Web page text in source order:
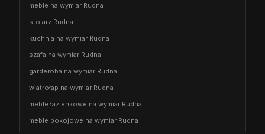
meble na wymiar Rudna
stolarz Rudna
kuchnia na wymiar Rudna
szafa na wymiar Rudna
garderoba na wymiar Rudna
wiatrołap na wymiar Rudna
meble łazienkowe na wymiar Rudna
meble pokojowe na wymiar Rudna